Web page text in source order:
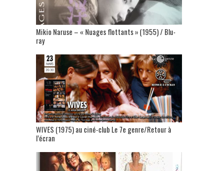
Mikio Naruse – « Nuages flottants » (1955) / Blu-
ray
WIVES (1975) au ciné-club Le 7e genre/Retour à
l’écran